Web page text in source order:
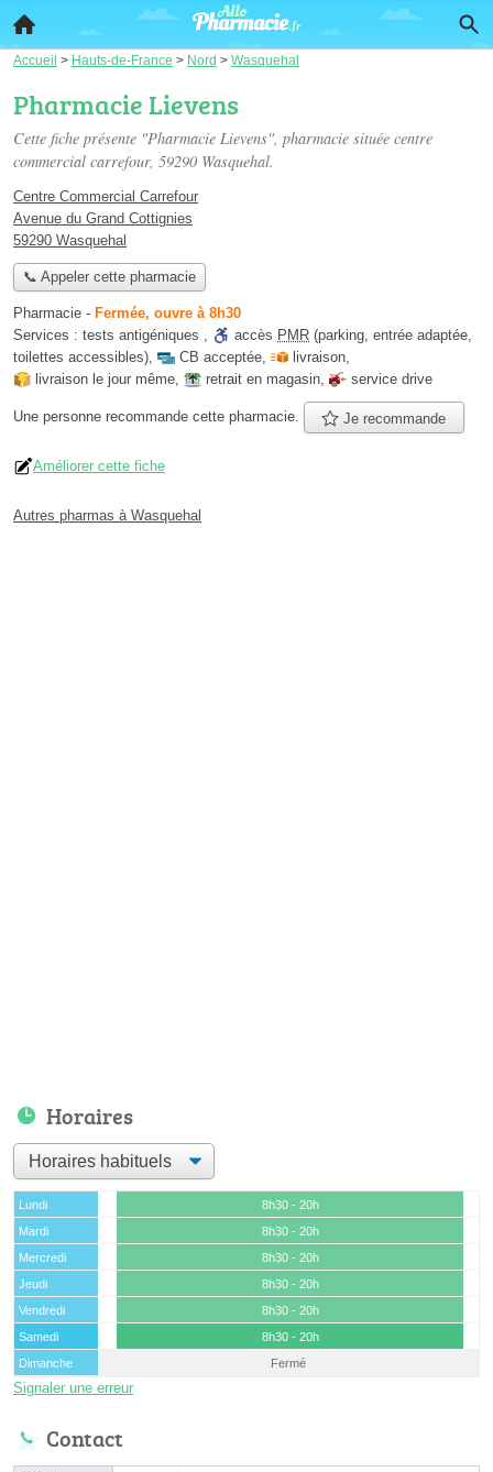
Accueil > Hauts-de-France > Nord > Wasquehal
Pharmacie Lievens
Cette fiche présente "Pharmacie Lievens", pharmacie située centre
commercial carrefour, 59290 Wasquehal.
Centre Commercial Carrefour
Avenue du Grand Cottignies
59290 Wasquehal
📞 Appeler cette pharmacie
Pharmacie - Fermée, ouvre à 8h30
Services : tests antigéniques , accès PMR (parking, entrée adaptée,
toilettes accessibles), CB acceptée, livraison,
livraison le jour même, retrait en magasin, service drive
Une personne recommande cette pharmacie. Je recommande
Améliorer cette fiche
Autres pharmas à Wasquehal
Horaires
Lundi
8h30 - 20h
Mardi
8h30 - 20h
Mercredi
8h30 - 20h
Jeudi
8h30 - 20h
Vendredi
8h30 - 20h
Samedi
8h30 - 20h
Dimanche
Fermé
Signaler une erreur
Contact